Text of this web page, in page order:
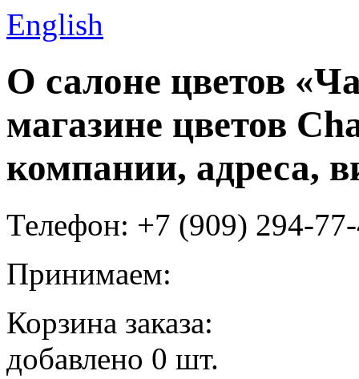
English
О салоне цветов
магазине цветов
компании, адреса,
Телефон: +7 (909) 294-
Принимаем:
Корзина заказа:
добавлено 0 шт.